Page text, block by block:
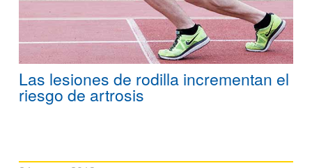
Las lesiones de rodilla incrementan el
riesgo de artrosis